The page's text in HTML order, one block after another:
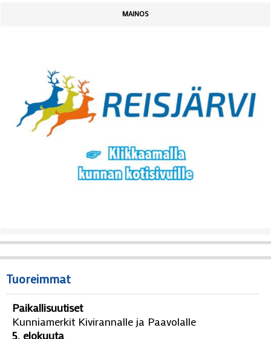
MAINOS
Tuoreimmat
Paikallisuutiset
Kunniamerkit Kivirannalle ja Paavolalle
5. elokuuta